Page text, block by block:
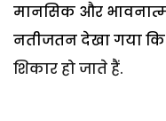
मानसिक और
नतीजतन देखा गया
शिकार हो जाते हैं.